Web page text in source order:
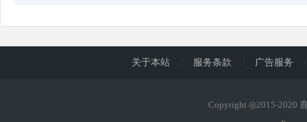
关于本站 / 服务条款 / 广告服务 /
Copyright ◎2015-2020